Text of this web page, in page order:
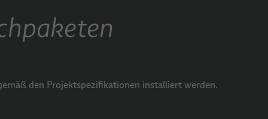
den Projektspezifikationen installiert werden.